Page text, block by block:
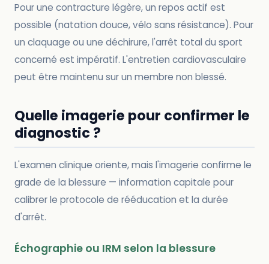
Pour une contracture légère, un repos actif est
possible (natation douce, vélo sans résistance). Pour
un claquage ou une déchirure, l'arrêt total du sport
concerné est impératif. L'entretien cardiovasculaire
peut être maintenu sur un membre non blessé.
Quelle imagerie pour confirmer le
diagnostic ?
L'examen clinique oriente, mais l'imagerie confirme le
grade de la blessure — information capitale pour
calibrer le protocole de rééducation et la durée
d'arrêt.
Échographie ou IRM selon la blessure